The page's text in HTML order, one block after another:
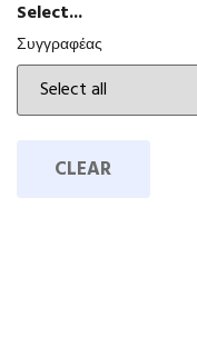
Select...
Συγγραφέας
CLEAR